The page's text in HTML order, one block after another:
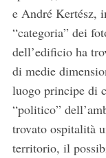
e André Kertész,
“categoria” dei
dell’edificio ha
di medie
luogo principe di
“politico”
trovato ospitalità
territorio, il